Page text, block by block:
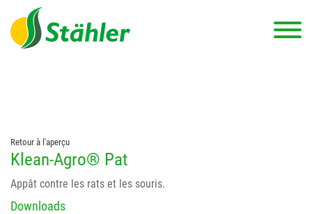
string(78) "Test 12 {FONT:12} // Dosierungen: test 123 dfasdf
asdfW134 245 34" string(62) "Test 12 {FONT:12} Dosierungen: test
123 dfasdf asdfW134 245 34"
Retour à l'aperçu
Klean-Agro® Pat
Appât contre les rats et les souris.
Downloads